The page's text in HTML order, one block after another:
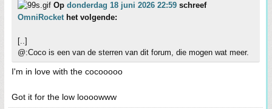
Op donderdag 18 juni 2026 22:59 schreef
OmniRockethet volgende:
[..]
@:Coco is een van de sterren van dit forum, die mogen wat meer.
I'm in love with the cocooooo
Got it for the low loooowww